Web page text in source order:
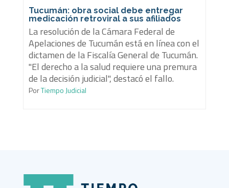
Tucumán: obra social debe entregar
medicación retroviral a sus afiliados
La resolución de la Cámara Federal de
Apelaciones de Tucumán está en línea con el
dictamen de la Fiscalía General de Tucumán.
"El derecho a la salud requiere una premura
de la decisión judicial", destacó el fallo.
PorTiempo Judicial